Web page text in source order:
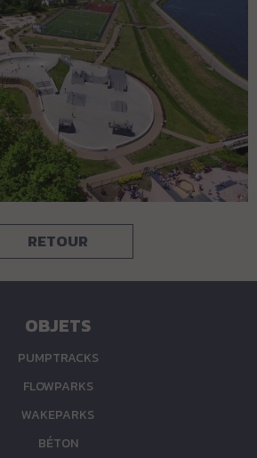
RETOUR
OBJETS
PUMPTRACKS
FLOWPARKS
WAKEPARKS
BÉTON